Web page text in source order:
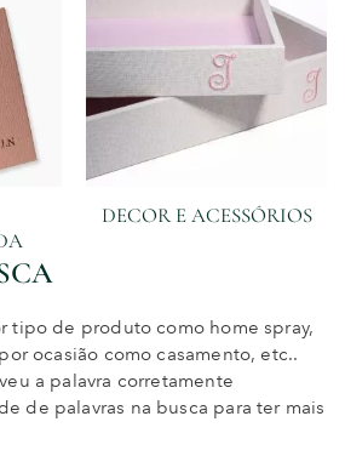
DECOR E ACESSÓRIOS
tipo de produto como home spray,
ocasião como casamento, etc..
a palavra corretamente
de palavras na busca para ter mais